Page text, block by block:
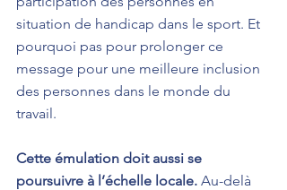
situation de handicap dans le sport. Et
pourquoi pas pour prolonger ce
message pour une meilleure inclusion
des personnes dans le monde du
travail.
Cette émulation doit aussi se
poursuivre à l’échelle locale. Au-delà